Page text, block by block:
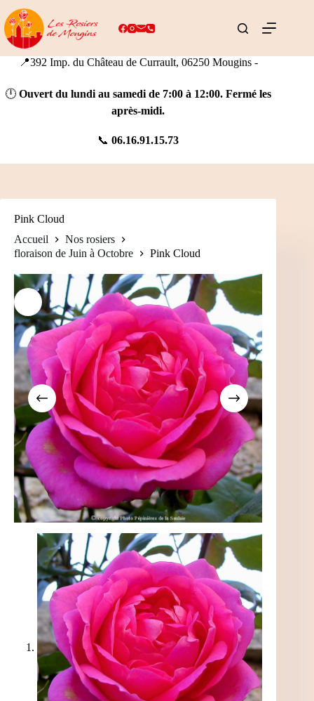
au
contenu
📍392 Imp. du Château de Currault, 06250 Mougins -
🕛Ouvert du lundi au samedi de 7:00 à 12:00. Fermé les
après-midi.
📞06.16.91.15.73
Pink Cloud
Accueil
Nos rosiers
floraison de Juin à Octobre
Pink Cloud